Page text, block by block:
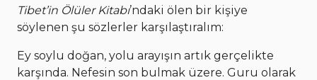
Tibet’in Ölüler Kitabı’ndaki ölen bir kişiye
söylenen şu sözlerler karşılaştıralım:
Ey soylu doğan, yolu arayışın artık gerçelikte
karşında. Nefesin son bulmak üzere. Guru olarak